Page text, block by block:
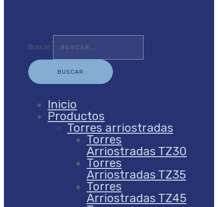
Buscar:
Inicio
Productos
Torres arriostradas
Torres
Arriostradas TZ30
Torres
Arriostradas TZ35
Torres
Arriostradas TZ45